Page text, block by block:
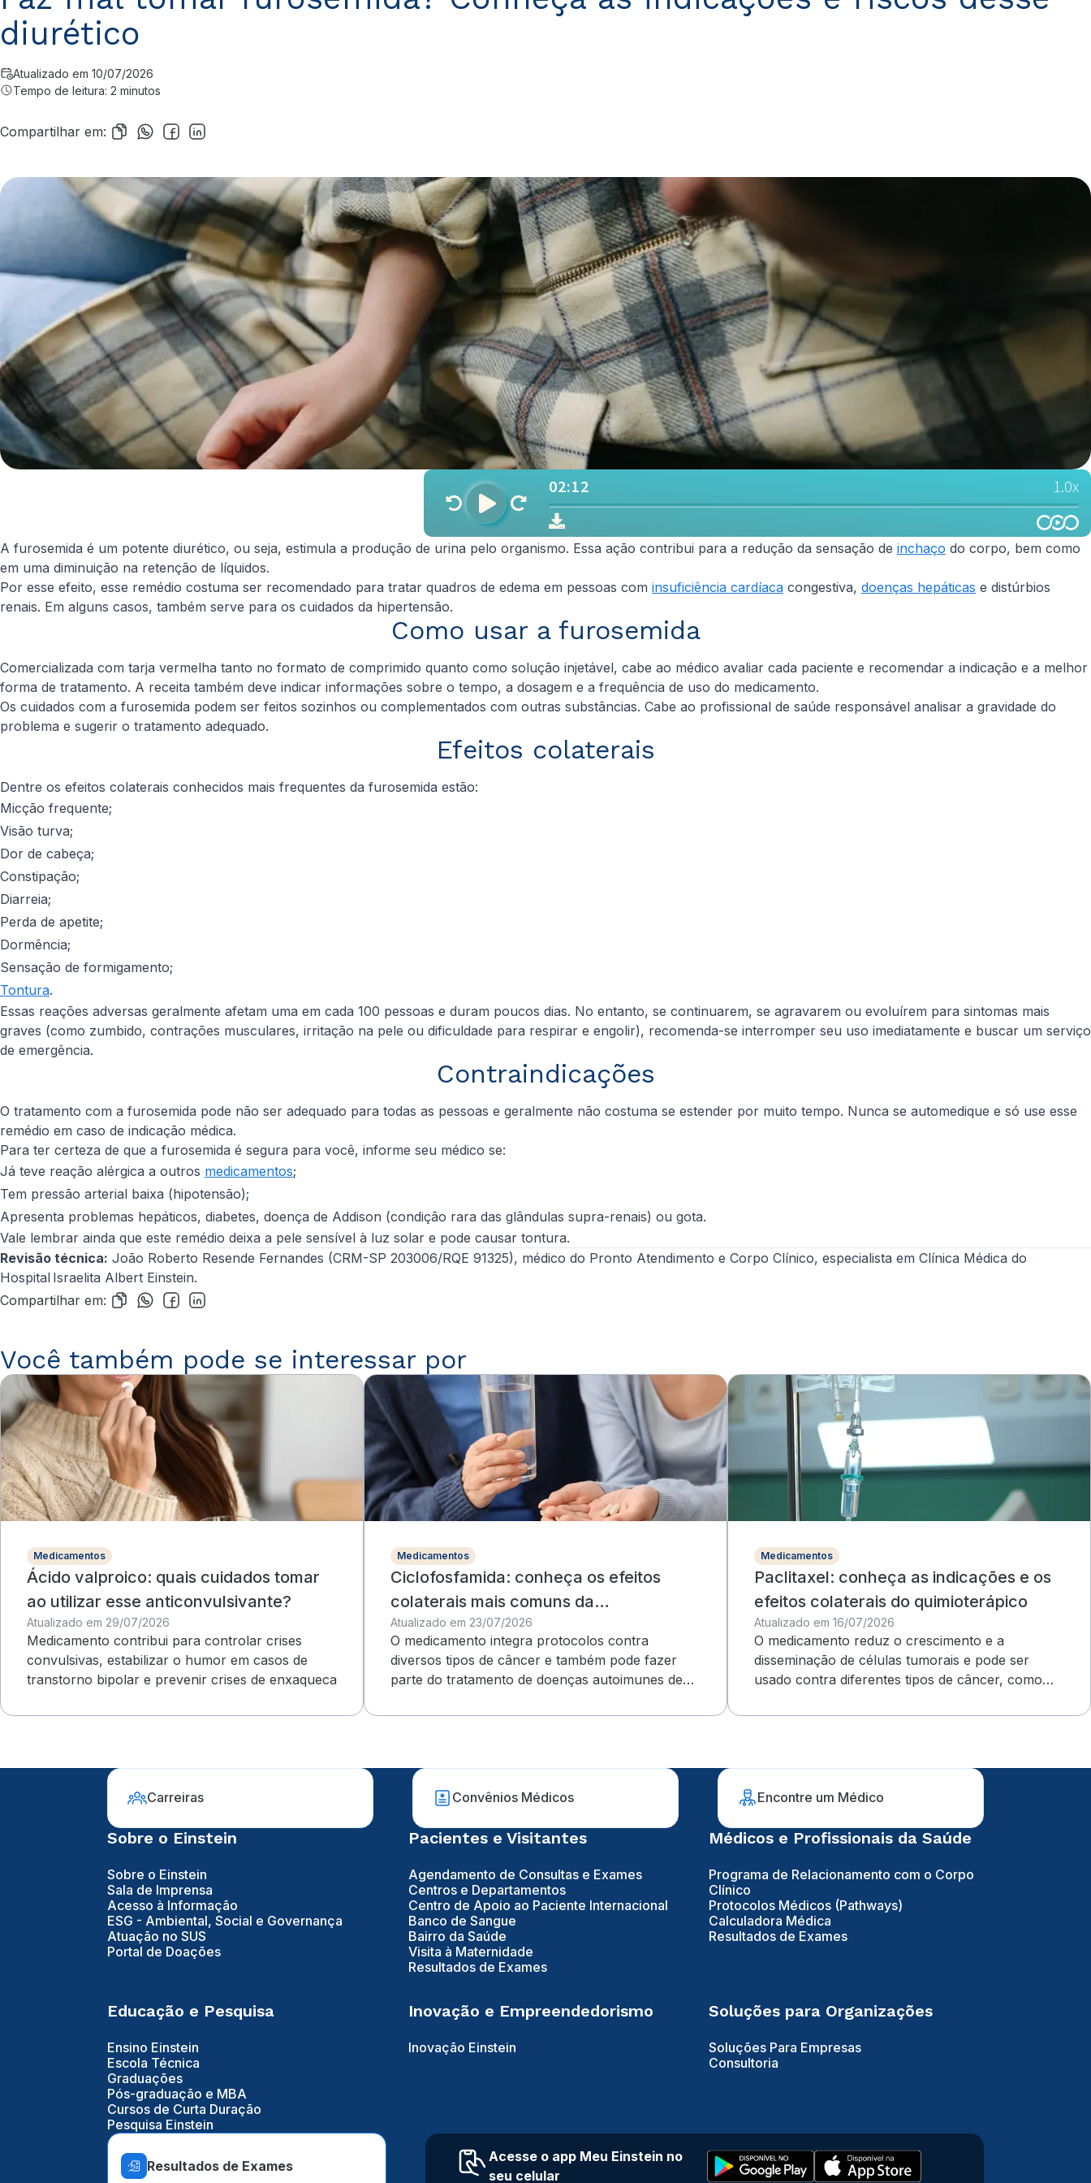
diurético
Atualizado em 10/07/2026
Tempo de leitura: 2 minutos
Compartilhar em:
A furosemida é um potente diurético, ou seja, estimula a produção de urina pelo organismo. Essa ação contribui para a redução da sensação de inchaço do corpo, bem como
em uma diminuição na retenção de líquidos.
Por esse efeito, esse remédio costuma ser recomendado para tratar quadros de edema em pessoas com insuficiência cardíaca congestiva, doenças hepáticas e distúrbios
renais. Em alguns casos, também serve para os cuidados da hipertensão.
Como usar a furosemida
Comercializada com tarja vermelha tanto no formato de comprimido quanto como solução injetável, cabe ao médico avaliar cada paciente e recomendar a indicação e a melhor
forma de tratamento. A receita também deve indicar informações sobre o tempo, a dosagem e a frequência de uso do medicamento.
Os cuidados com a furosemida podem ser feitos sozinhos ou complementados com outras substâncias. Cabe ao profissional de saúde responsável analisar a gravidade do
problema e sugerir o tratamento adequado.
Efeitos colaterais
Dentre os efeitos colaterais conhecidos mais frequentes da furosemida estão:
Micção frequente;
Visão turva;
Dor de cabeça;
Constipação;
Diarreia;
Perda de apetite;
Dormência;
Sensação de formigamento;
Tontura.
Essas reações adversas geralmente afetam uma em cada 100 pessoas e duram poucos dias. No entanto, se continuarem, se agravarem ou evoluírem para sintomas mais
graves (como zumbido, contrações musculares, irritação na pele ou dificuldade para respirar e engolir), recomenda-se interromper seu uso imediatamente e buscar um serviço
de emergência.
Contraindicações
O tratamento com a furosemida pode não ser adequado para todas as pessoas e geralmente não costuma se estender por muito tempo. Nunca se automedique e só use esse
remédio em caso de indicação médica.
Para ter certeza de que a furosemida é segura para você, informe seu médico se:
Já teve reação alérgica a outros medicamentos;
Tem pressão arterial baixa (hipotensão);
Apresenta problemas hepáticos, diabetes, doença de Addison (condição rara das glândulas supra-renais) ou gota.
Vale lembrar ainda que este remédio deixa a pele sensível à luz solar e pode causar tontura.
Revisão técnica: João Roberto Resende Fernandes (CRM-SP 203006/RQE 91325), médico do Pronto Atendimento e Corpo Clínico, especialista em Clínica Médica do
Hospital Israelita Albert Einstein.
Compartilhar em:
Você também pode se interessar por
Medicamentos
Ácido valproico: quais cuidados tomar
ao utilizar esse anticonvulsivante?
Atualizado em 29/07/2026
Medicamento contribui para controlar crises
convulsivas, estabilizar o humor em casos de
transtorno bipolar e prevenir crises de enxaqueca
Medicamentos
Ciclofosfamida: conheça os efeitos
colaterais mais comuns da
quimioterapia
Atualizado em 23/07/2026
O medicamento integra protocolos contra
diversos tipos de câncer e também pode fazer
parte do tratamento de doenças autoimunes de
Medicamentos
Paclitaxel: conheça as indicações e os
efeitos colaterais do quimioterápico
Atualizado em 16/07/2026
O medicamento reduz o crescimento e a
disseminação de células tumorais e pode ser
usado contra diferentes tipos de câncer, como
Carreiras Convênios Médicos Encontre um Médico
Sobre o Einstein
Sobre o Einstein
Sala de Imprensa
Acesso à Informação
ESG - Ambiental, Social e Governança
Atuação no SUS
Portal de Doações
Pacientes e Visitantes
Agendamento de Consultas e Exames
Centros e Departamentos
Centro de Apoio ao Paciente Internacional
Banco de Sangue
Bairro da Saúde
Visita à Maternidade
Resultados de Exames
Médicos e Profissionais da Saúde
Programa de Relacionamento com o Corpo
Clínico
Protocolos Médicos (Pathways)
Calculadora Médica
Resultados de Exames
Educação e Pesquisa
Ensino Einstein
Escola Técnica
Graduações
Pós-graduação e MBA
Cursos de Curta Duração
Pesquisa Einstein
Inovação e Empreendedorismo
Inovação Einstein
Soluções para Organizações
Soluções Para Empresas
Consultoria
Resultados de Exames
Acesse o app Meu Einstein no
seu celular